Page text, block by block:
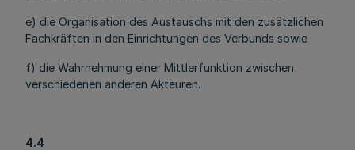
e) die Organisation des Austauschs mit den zusätzlichen
Fachkräften in den Einrichtungen des Verbunds sowie
f) die Wahrnehmung einer Mittlerfunktion zwischen
verschiedenen anderen Akteuren.
4.4